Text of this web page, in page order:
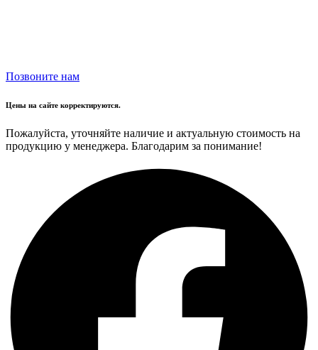
Позвоните нам
Цены на сайте корректируются.
Пожалуйста, уточняйте наличие и актуальную стоимость на
продукцию у менеджера. Благодарим за понимание!